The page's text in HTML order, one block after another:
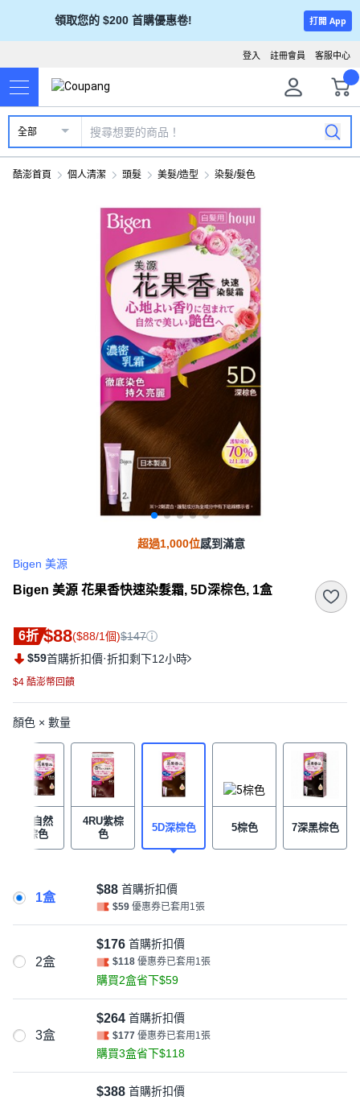
領取您的 $200 首購優惠卷! 打開 App
客服中心
註冊會員
登入
全部
酷澎首頁 個人清潔 頭髮 美髮/造型 染髮/髮色
超過1,000位感到滿意
Bigen 美源
Bigen 美源 花果香快速染髮霜, 5D深棕色, 1盒
6折 $88($88/1個)$147
$59首購折扣價·折扣剩下12小時
$4 酷澎幣回饋
顏色 × 數量
4NA自然
亮棕色
4RU紫棕
色
5D深棕色 5棕色 7深黑棕色
1盒
$88 首購折扣價
$59 優惠券已套用1張
2盒
$176 首購折扣價
$118 優惠券已套用1張
購買2盒省下$59
3盒
$264 首購折扣價
$177 優惠券已套用1張
購買3盒省下$118
$388 首購折扣價